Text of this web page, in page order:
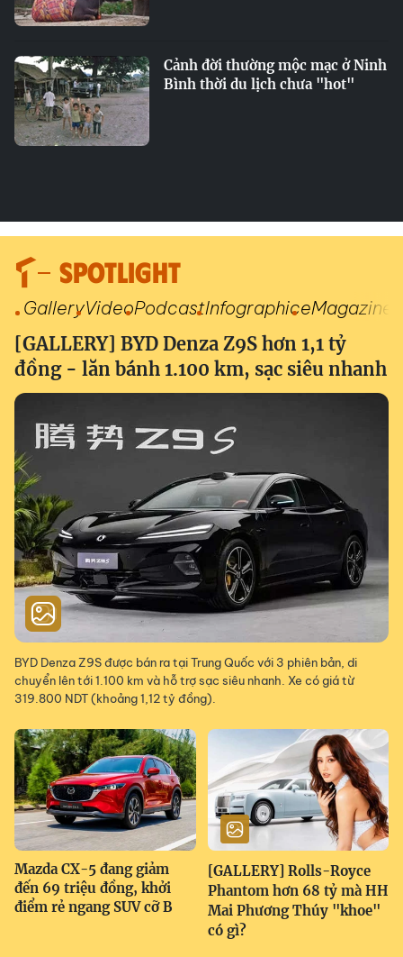
Cảnh đời thường mộc mạc ở Ninh
Bình thời du lịch chưa "hot"
SPOTLIGHT
GalleryVideoPodcastInfographiceMagazine
[GALLERY] BYD Denza Z9S hơn 1,1 tỷ
đồng - lăn bánh 1.100 km, sạc siêu nhanh
BYD Denza Z9S được bán ra tại Trung Quốc với 3 phiên bản, di
chuyển lên tới 1.100 km và hỗ trợ sạc siêu nhanh. Xe có giá từ
319.800 NDT (khoảng 1,12 tỷ đồng).
Mazda CX-5 đang giảm
đến 69 triệu đồng, khởi
điểm rẻ ngang SUV cỡ B
[GALLERY] Rolls-Royce
Phantom hơn 68 tỷ mà HH
Mai Phương Thúy "khoe"
có gì?